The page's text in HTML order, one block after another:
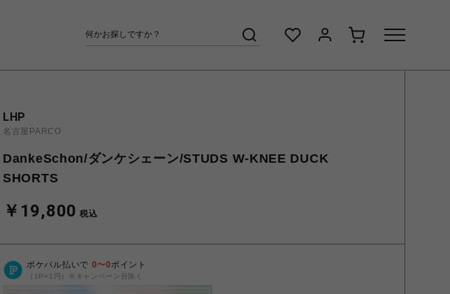
LHP
名古屋PARCO
DankeSchon/ダンケシェーン/STUDS W-KNEE DUCK
SHORTS
￥19,800 税込
ポケパル払いで 0〜0ポイント
（1P=1円）※キャンペーン分除く